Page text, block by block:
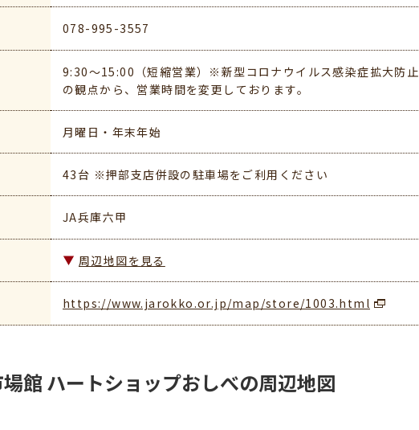
078-995-3557
9:30～15:00（短縮営業）※新型コロナウイルス感染症拡大防止
の観点から、営業時間を変更しております。
月曜日・年末年始
43台 ※押部支店併設の駐車場をご利用ください
JA兵庫六甲
周辺地図を見る
https://www.jarokko.or.jp/map/store/1003.html
館 ハートショップおしべの周辺地図